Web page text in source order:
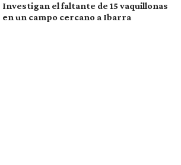
Investigan el faltante de 15 vaquillonas
en un campo cercano a Ibarra